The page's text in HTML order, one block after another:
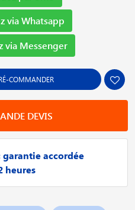
via Whatsapp
via Messenger
COMMANDER
DEVIS
accordée
heures